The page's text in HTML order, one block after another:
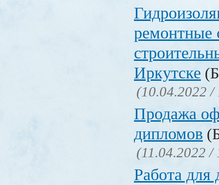
ремонтные
Иркутске
(10.04.2022 /
Продажа
дипломов
(11.04.2022 /
Работа для